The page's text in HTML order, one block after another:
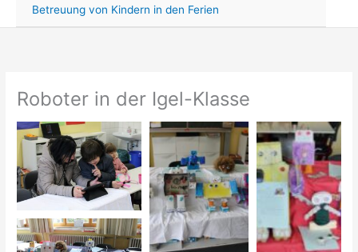
Betreuung von Kindern in den Ferien
Roboter in der Igel-Klasse